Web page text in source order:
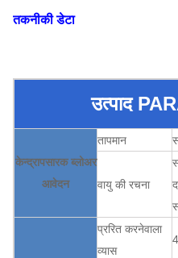
तकनीकी डेटा
उत्पाद
केन्द्रापसारक ब्लोअर
आवेदन
तापमान
वायु की रचना
प्ररित करनेवाला
व्यास